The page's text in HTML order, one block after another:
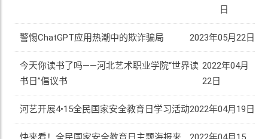
日
警惕ChatGPT应用热潮中的欺诈骗局 2023年05月22日
今天你读书了吗——河北艺术职业学院“世界读
书日”倡议书
2022年04月
22日
河艺开展4•15全民国家安全教育日学习活动2022年04月19日